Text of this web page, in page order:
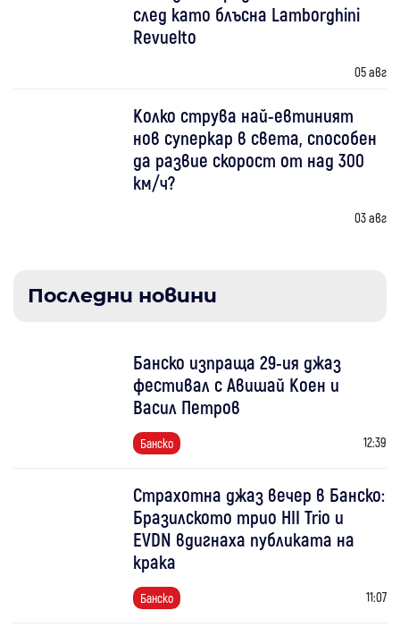
след като блъсна Lamborghini
Revuelto
05 авг
Колко струва най-евтиният
нов суперкар в света, способен
да развие скорост от над 300
км/ч?
03 авг
Последни новини
Банско изпраща 29-ия джаз
фестивал с Авишай Коен и
Васил Петров
Банско 12:39
Страхотна джаз вечер в Банско:
Бразилското трио HII Trio и
EVDN вдигнаха публиката на
крака
Банско 11:07